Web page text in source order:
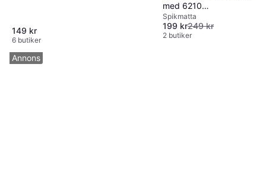
149 kr
6 butiker
med 6210
akupressurpiggar
Spikmatta
199 kr249 kr
2 butiker
Annons